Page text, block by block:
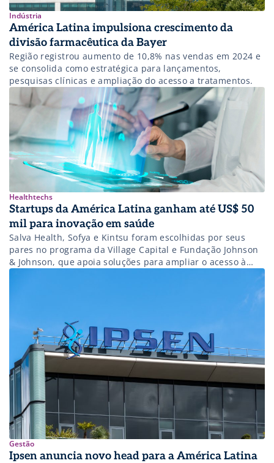
Indústria
América Latina impulsiona crescimento da
divisão farmacêutica da Bayer
Região registrou aumento de 10,8% nas vendas em 2024 e
se consolida como estratégica para lançamentos,
pesquisas clínicas e ampliação do acesso a tratamentos.
Healthtechs
Startups da América Latina ganham até US$ 50
mil para inovação em saúde
Salva Health, Sofya e Kintsu foram escolhidas por seus
pares no programa da Village Capital e Fundação Johnson
& Johnson, que apoia soluções para ampliar o acesso à
saúde na região.
Gestão
Ipsen anuncia novo head para a América Latina